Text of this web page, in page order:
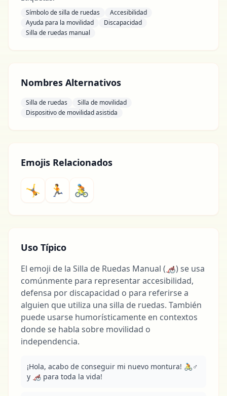
Símbolo de silla de ruedas
Accesibilidad
Ayuda para la movilidad
Discapacidad
Silla de ruedas manual
Nombres Alternativos
Silla de ruedas
Silla de movilidad
Dispositivo de movilidad asistida
Emojis Relacionados
🤸 🏃 🚴
Uso Típico
El emoji de la Silla de Ruedas Manual (🦽) se usa
comúnmente para representar accesibilidad,
defensa por discapacidad o para referirse a
alguien que utiliza una silla de ruedas. También
puede usarse humorísticamente en contextos
donde se habla sobre movilidad o
independencia.
¡Hola, acabo de conseguir mi nuevo montura! 🚴♂️
y 🦽 para toda la vida!